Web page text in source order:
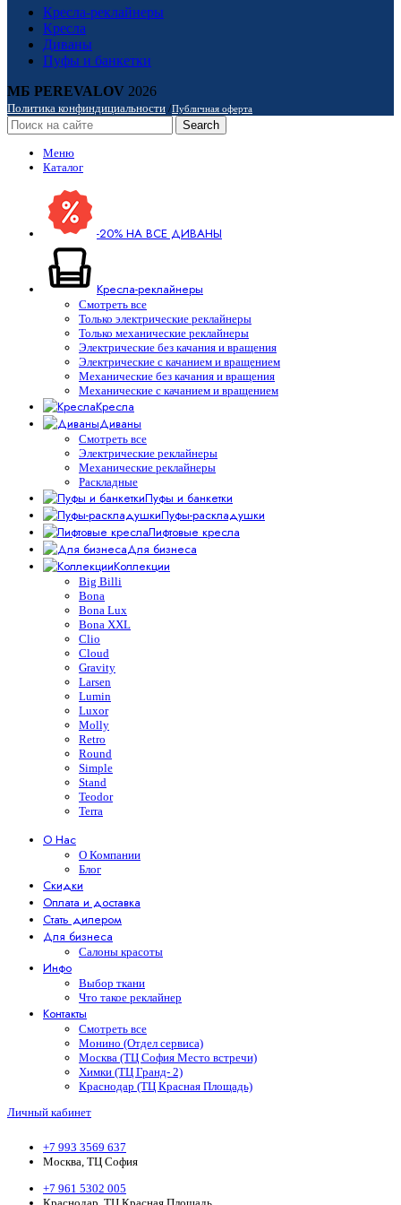
Кресла-реклайнеры
Кресла
Диваны
Пуфы и банкетки
МБ PEREVALOV 2026
Политика конфиндициальности /Публичная оферта
Search
Меню
Каталог
-20% НА ВСЕ ДИВАНЫ
Кресла-реклайнеры
Смотреть все
Только электрические реклайнеры
Только механические реклайнеры
Электрические без качания и вращения
Электрические с качанием и вращением
Механические без качания и вращения
Механические с качанием и вращением
Кресла
Диваны
Смотреть все
Электрические реклайнеры
Механические реклайнеры
Раскладные
Пуфы и банкетки
Пуфы-раскладушки
Лифтовые кресла
Для бизнеса
Коллекции
Big Billi
Bona
Bona Lux
Bona XXL
Clio
Cloud
Gravity
Larsen
Lumin
Luxor
Molly
Retro
Round
Simple
Stand
Teodor
Terra
О Нас
О Компании
Блог
Скидки
Оплата и доставка
Стать дилером
Для бизнеса
Салоны красоты
Инфо
Выбор ткани
Что такое реклайнер
Контакты
Смотреть все
Монино (Отдел сервиса)
Москва (ТЦ София Место встречи)
Химки (ТЦ Гранд- 2)
Краснодар (ТЦ Красная Площадь)
Личный кабинет
+7 993 3569 637
Москва, ТЦ София
+7 961 5302 005